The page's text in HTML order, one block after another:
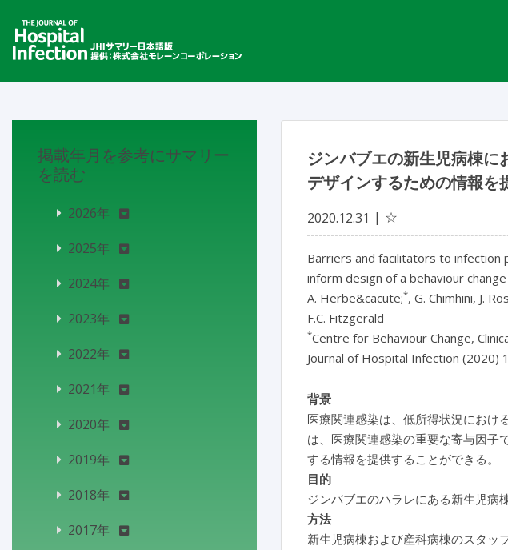
ジンバブエの新生児病棟
デザインするための情報
2020.12.31 ☆
Barriers and facilitators to infection
inform design of a behaviour
A. Herbe&cacute;*, G. Chimhini, J.
F.C. Fitzgerald
*Centre for Behaviour Change,
Journal of Hospital Infection (2020)
背景
医療関連感染は、低所得状況におけ
は、医療関連感染の重要な寄与因子
する情報を提供することができる。
目的
ジンバブエのハラレにある新生児病
方法
新生児病棟および産科病棟のスタッ
掲載年月を参考にサマリー
を読む
2026年
2025年
2024年
2023年
2022年
2021年
2020年
2019年
2018年
2017年